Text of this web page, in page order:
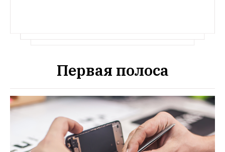
РЕПОРТАЖ
Как в России чинят электронику и бытовую
технику после введения санкций? «Все тогда,
закрываемся, идем по домам, больше не будем
работать в сервисе»